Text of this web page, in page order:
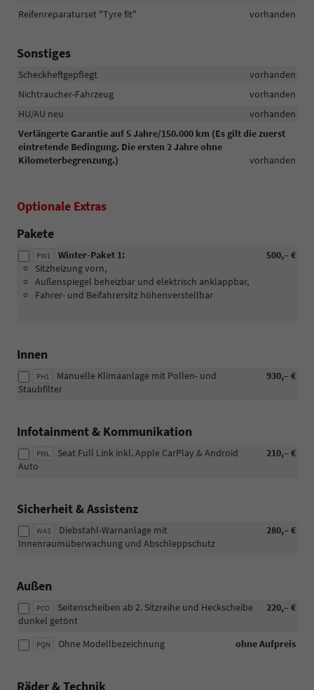
Reifenreparaturset "Tyre fit"
vorhanden
Sonstiges
Scheckheftgepflegt
vorhanden
Nichtraucher-Fahrzeug
vorhanden
HU/AU neu
vorhanden
Verlängerte Garantie auf 5 Jahre/150.000 km (Es gilt die zuerst
eintretende Bedingung. Die ersten 2 Jahre ohne
Kilometerbegrenzung.)
vorhanden
Optionale Extras
Pakete
PW1 500,– €
Winter-Paket 1:
Sitzheizung vorn,
Außenspiegel beheizbar und elektrisch anklappbar,
Fahrer- und Beifahrersitz höhenverstellbar
Innen
PH1 930,– €
Manuelle Klimaanlage mit Pollen- und
Staubfilter
Infotainment & Kommunikation
PML 210,– €
Seat Full Link inkl. Apple CarPlay & Android
Auto
Sicherheit & Assistenz
WAS 280,– €
Diebstahl-Warnanlage mit
Innenraumüberwachung und Abschleppschutz
Außen
PCO 220,– €
Seitenscheiben ab 2. Sitzreihe und Heckscheibe
dunkel getönt
PQN ohne Aufpreis
Ohne Modellbezeichnung
Räder & Technik